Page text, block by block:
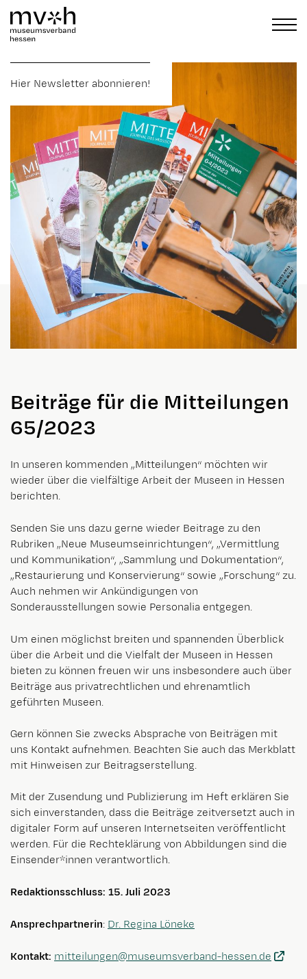
Hier Newsletter abonnieren!
Beiträge für die Mitteilungen
65/2023
In unseren kommenden „Mitteilungen“ möchten wir
wieder über die vielfältige Arbeit der Museen in Hessen
berichten.
Senden Sie uns dazu gerne wieder Beitrage zu den
Rubriken „Neue Museumseinrichtungen“, „Vermittlung
und Kommunikation“, „Sammlung und Dokumentation“,
„Restaurierung und Konservierung“ sowie „Forschung“ zu.
Auch nehmen wir Ankündigungen von
Sonderausstellungen sowie Personalia entgegen.
Um einen möglichst breiten und spannenden Überblick
über die Arbeit und die Vielfalt der Museen in Hessen
bieten zu können freuen wir uns insbesondere auch über
Beiträge aus privatrechtlichen und ehrenamtlich
geführten Museen.
Gern können Sie zwecks Absprache von Beiträgen mit
uns Kontakt aufnehmen. Beachten Sie auch das Merkblatt
mit Hinweisen zur Beitragserstellung.
Mit der Zusendung und Publizierung im Heft erklären Sie
sich einverstanden, dass die Beiträge zeitversetzt auch in
digitaler Form auf unseren Internetseiten veröffentlicht
werden. Für die Rechteklärung von Abbildungen sind die
Einsender*innen verantwortlich.
Redaktionsschluss: 15. Juli 2023
Ansprechpartnerin:Dr. Regina Löneke
Kontakt: mitteilungen@museumsverband-hessen.de